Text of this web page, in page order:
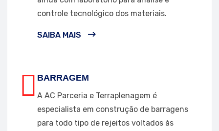
controle tecnológico dos materiais.
SAIBA MAIS
BARRAGEM
A AC Parceria e Terraplenagem é
especialista em construção de barragens
para todo tipo de rejeitos voltados às